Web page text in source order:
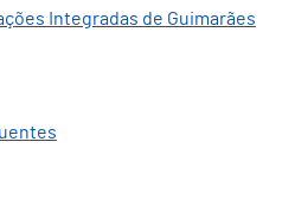
Integradas de Guimarães